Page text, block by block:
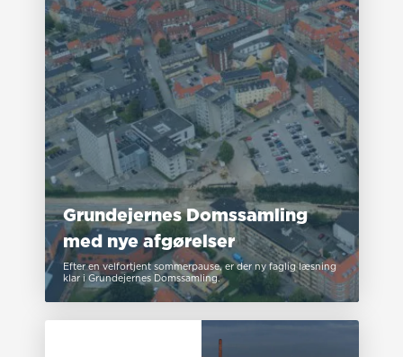
Grundejernes Domssamling
med nye afgørelser
Efter en velfortjent sommerpause, er der ny faglig læsning
klar i Grundejernes Domssamling.